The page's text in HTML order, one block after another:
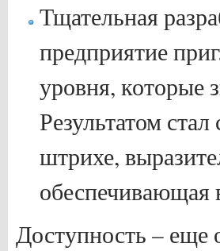
Тщательная
предприятие
уровня, которые
Результатом
штрихе,
обеспечивающая
Доступность – еще